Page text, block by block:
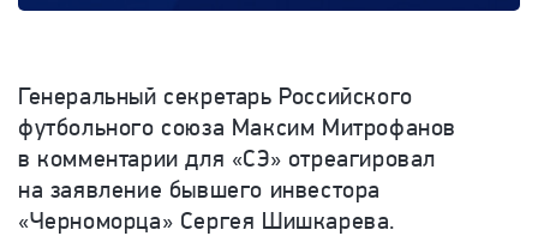
Генеральный секретарь Российского
футбольного союза Максим Митрофанов
в комментарии для «СЭ» отреагировал
на заявление бывшего инвестора
«Черноморца» Сергея Шишкарева.